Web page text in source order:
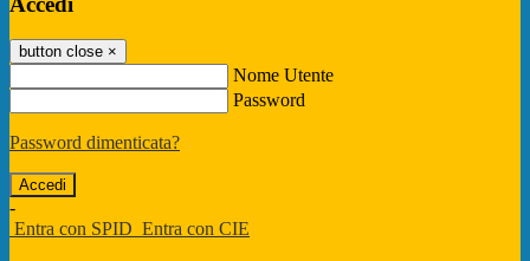
button close ×
Nome Utente
Password
Password dimenticata?
-
Entra con SPID Entra con CIE